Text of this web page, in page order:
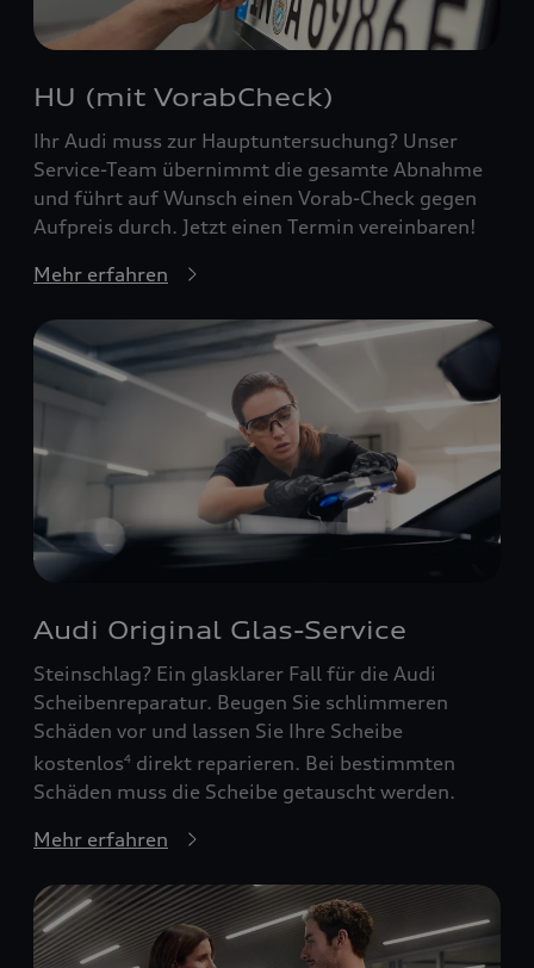
HU (mit VorabCheck)
Ihr Audi muss zur Hauptuntersuchung? Unser
Service-Team übernimmt die gesamte Abnahme
und führt auf Wunsch einen Vorab-Check gegen
Aufpreis durch. Jetzt einen Termin vereinbaren!
Mehr erfahren
Audi Original Glas-Service
Steinschlag? Ein glasklarer Fall für die Audi
Scheibenreparatur. Beugen Sie schlimmeren
Schäden vor und lassen Sie Ihre Scheibe
kostenlos4 direkt reparieren. Bei bestimmten
Schäden muss die Scheibe getauscht werden.
Mehr erfahren